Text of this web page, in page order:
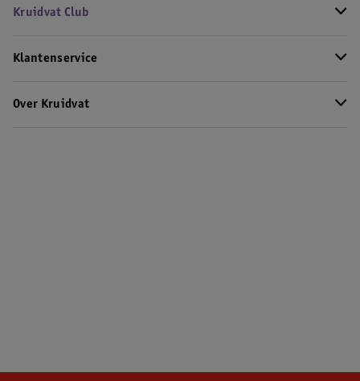
Kruidvat Club
Klantenservice
Over Kruidvat